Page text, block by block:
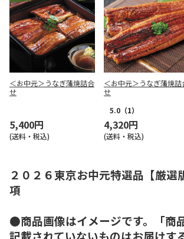
＜お中元＞うなぎ蒲焼詰合
せ
5,400円
(送料・税込)
＜お中元＞うなぎ蒲焼詰
せ
5.0 （1）
4,320円
(送料・税込)
２０２６東京お中元特選品【厳
項
●商品画像はイメージです。「商
記載されていないものはお届けす